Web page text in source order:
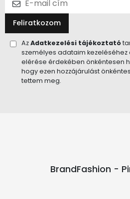
Feliratkozom
AzAdatkezelési tájékoztató
személyes adataim
elérése érdekében önkéntesen
hogy ezen hozzájárulást
tettem meg.
BrandFashion -